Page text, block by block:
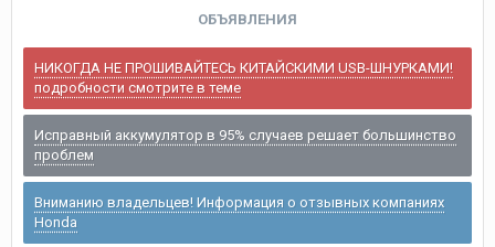
ОБЪЯВЛЕНИЯ
НИКОГДА НЕ ПРОШИВАЙТЕСЬ КИТАЙСКИМИ USB-ШНУРКАМИ!
подробности смотрите в теме
Исправный аккумулятор в 95% случаев решает большинство
проблем
Вниманию владельцев! Информация о отзывных компаниях
Honda